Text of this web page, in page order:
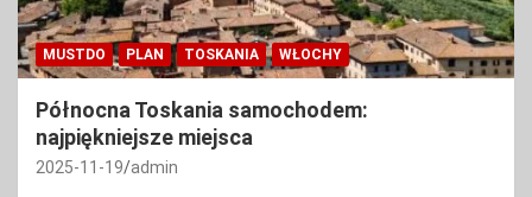
MUSTDO PLAN TOSKANIA WŁOCHY
Północna Toskania samochodem:
najpiękniejsze miejsca
2025-11-19 admin